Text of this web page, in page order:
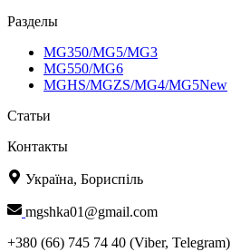
Разделы
MG350/MG5/MG3
MG550/MG6
MGHS/MGZS/MG4/MG5New
Статьи
Контакты
Україна, Бориспіль
mgshka01@gmail.com
+380 (66) 745 74 40 (Viber, Telegram)